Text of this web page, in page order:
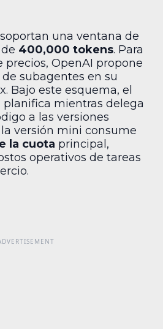
una ventana de
400,000 tokens. Para
OpenAI propone
subagentes en su
Bajo este esquema, el
mientras delega
a las versiones
versión mini consume
la cuota principal,
operativos de tareas